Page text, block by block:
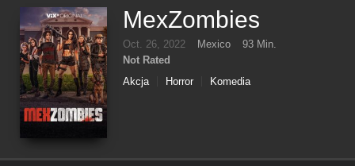
MexZombies
Oct. 26, 2022 Mexico
93 Min.
Not Rated
Akcja
Horror Komedia